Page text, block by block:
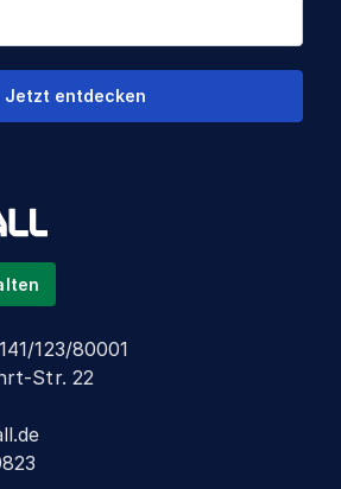
Jetzt entdecken
141/123/80001
Str. 22